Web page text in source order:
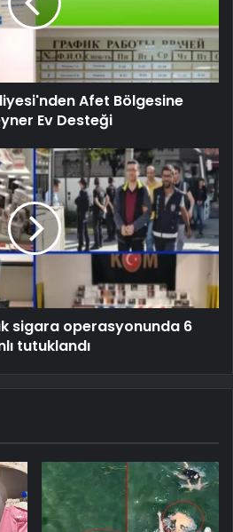
Afet Bölgesine
Ev Desteği
sigara operasyonunda 6
tutuklandı